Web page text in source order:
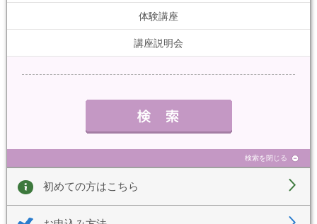
体験講座
講座説明会
検索を閉じる
初めての方はこちら